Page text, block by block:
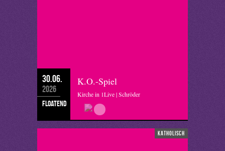
30.06.
2026
floatend
K.O.-Spiel
Kirche in 1Live | Schröder
katholisch